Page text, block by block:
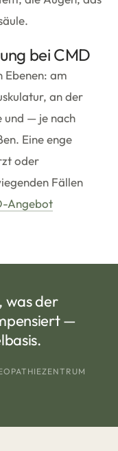
bei CMD
Ebenen: am
an der
und — je nach
Eine enge
oder
Fällen
Angebot
was der
—